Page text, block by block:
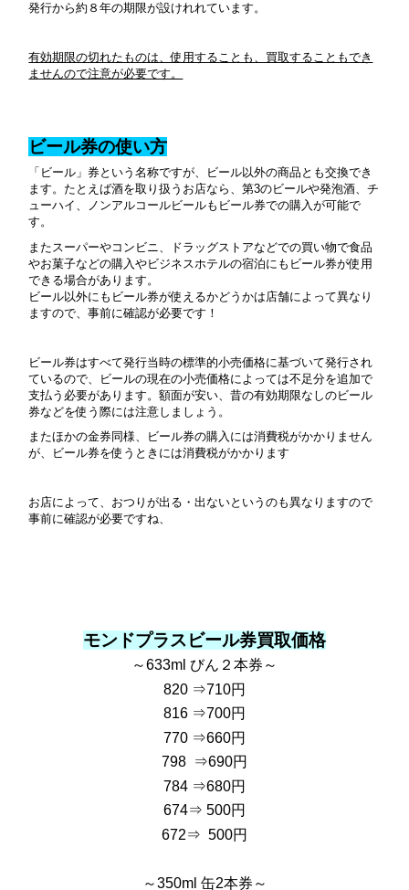
発行から約８年の期限が設けれれています。
有効期限の切れたものは、使用することも、買取することもでき
ませんので注意が必要です。
ビール券の使い方
「ビール」券という名称ですが、ビール以外の商品とも交換でき
ます。たとえば酒を取り扱うお店なら、第3のビールや発泡酒、チ
ューハイ、ノンアルコールビールもビール券での購入が可能で
す。
またスーパーやコンビニ、ドラッグストアなどでの買い物で食品
やお菓子などの購入やビジネスホテルの宿泊にもビール券が使用
できる場合があります。
ビール以外にもビール券が使えるかどうかは店舗によって異なり
ますので、事前に確認が必要です！
ビール券はすべて発行当時の標準的小売価格に基づいて発行され
ているので、ビールの現在の小売価格によっては不足分を追加で
支払う必要があります。額面が安い、昔の有効期限なしのビール
券などを使う際には注意しましょう。
またほかの金券同様、ビール券の購入には消費税がかかりません
が、ビール券を使うときには消費税がかかります
お店によって、おつりが出る・出ないというのも異なりますので
事前に確認が必要ですね、
モンドプラスビール券買取価格
～633ml びん２本券～
820 ⇒710円
816 ⇒700円
770 ⇒660円
798 ⇒690円
784 ⇒680円
674⇒ 500円
672⇒ 500円
～350ml 缶2本券～